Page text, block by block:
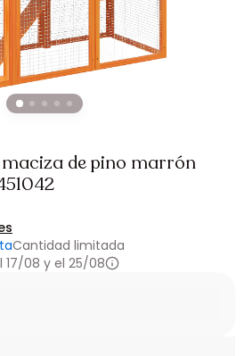
de pino marrón
Cantidad limitada
08 y el 25/08